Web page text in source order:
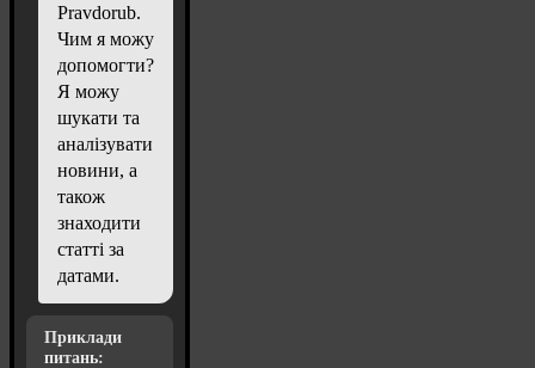
Pravdorub.
Чим я можу
допомогти?
Я можу
шукати та
аналізувати
новини, а
також
знаходити
статті за
датами.
Приклади
питань: